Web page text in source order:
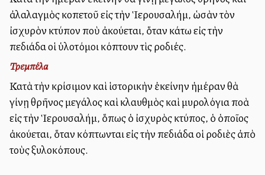
ἀλαλαγμὸς κοπετοῦ εἰς τὴν Ἱερουσαλήμ, ὡσὰν τὸν
ἰσχυρὸν κτύπον ποὺ ἀκούεται, ὅταν κάτω εἰς τὴν
πεδιάδα οἱ ὑλοτόμοι κόπτουν τὶς ροδιές.
Τρεμπέλα
Κατὰ τὴν κρίσιμον καὶ ἱστορικὴν ἐκείνην ἡμέραν θὰ
γίνῃ θρῆνος μεγάλος καὶ κλαυθμὸς καὶ μυρολόγια πολλὰ
εἰς τὴν Ἱερουσαλήμ, ὅπως ὁ ἰσχυρὸς κτύπος, ὁ ὁποῖος
ἀκούεται, ὅταν κόπτωνται εἰς τὴν πεδιάδα οἱ ροδιὲς ἀπὸ
τοὺς ξυλοκόπους.